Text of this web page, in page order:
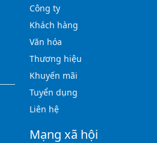
Công ty
Khách hàng
Văn hóa
Thương hiệu
Khuyến mãi
Tuyển dụng
Liên hệ
Mạng xã hội